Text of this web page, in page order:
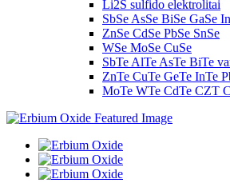
Li2S sulfido elektrolitai
SbSe AsSe BiSe GaSe
ZnSe CdSe PbSe SnSe
WSe MoSe CuSe
SbTe AlTe AsTe BiTe
ZnTe CuTe GeTe InTe
MoTe WTe CdTe CZT